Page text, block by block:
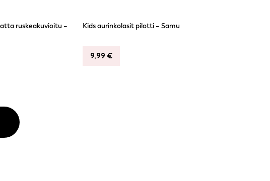
ruskeakuvioitu –
Kids aurinkolasit pilotti – Samu
9,99 €